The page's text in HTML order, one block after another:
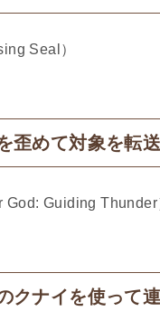
Seal）​
歪めて対象を転
Guiding Thunder
クナイを使って